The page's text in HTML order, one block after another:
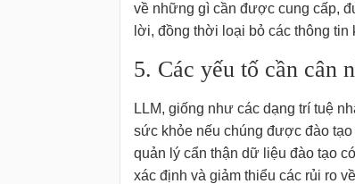
về những gì cần được cung cấp,
lời, đồng thời loại bỏ các thông tin
5. Các yếu tố cần cân
LLM, giống như các dạng trí tuệ
sức khỏe nếu chúng được đào
quản lý cẩn thận dữ liệu đào tạo
xác định và giảm thiểu các rủi ro